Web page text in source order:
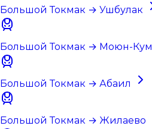
Большой Токмак → Ушбулак
Большой Токмак → Моюн-Кум
Большой Токмак → Абаил
Большой Токмак → Жилаево